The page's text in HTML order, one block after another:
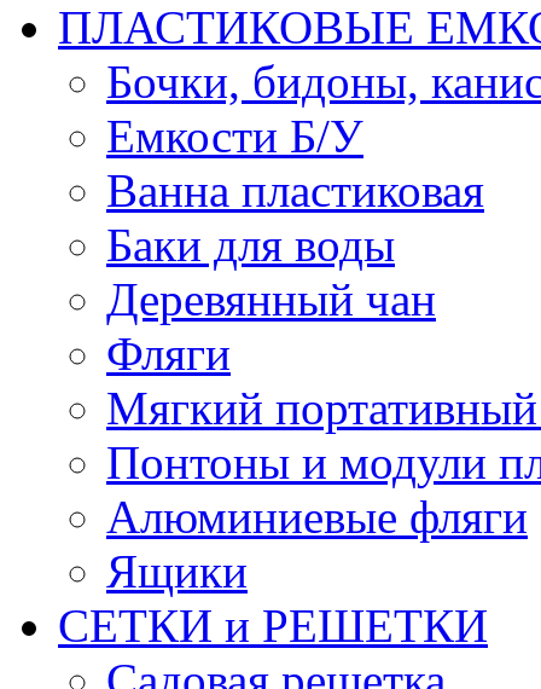
ПЛАСТИКОВЫЕ
Бочки, бидоны,
Емкости Б/У
Ванна пластиковая
Баки для воды
Деревянный чан
Фляги
Мягкий
Понтоны и модули
Алюминиевые фляги
Ящики
СЕТКИ и РЕШЕТКИ